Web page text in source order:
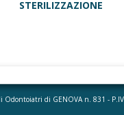
STERILIZZAZIONE
Odontoiatri di GENOVA n. 831 -